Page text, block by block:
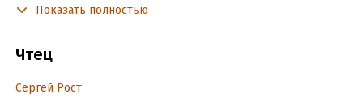
Рикки-Тикки-Тави готов к решающей схватке.
Подробная информация
Дата написания:
Показать полностью
Чтец
Сергей Рост